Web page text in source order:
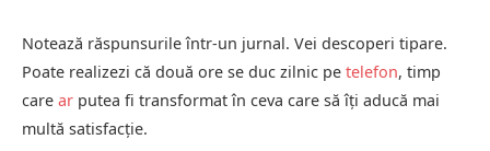
Notează răspunsurile într-un jurnal. Vei descoperi tipare.
Poate realizezi că două ore se duc zilnic pe telefon, timp
care ar putea fi transformat în ceva care să îți aducă mai
multă satisfacție.